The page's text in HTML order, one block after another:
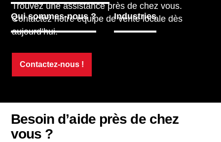
Qui sommes-nous ? Industries
Trouvez une assistance près de chez vous.
Contactez notre équipe de vente locale dès
aujourd’hui.
Contactez-nous !
Besoin d’aide près de chez
vous ?